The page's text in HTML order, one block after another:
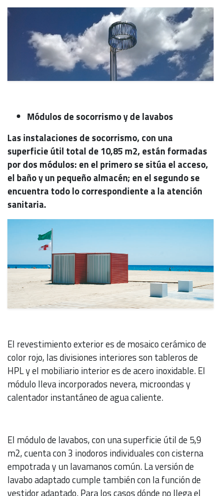
Módulos de socorrismo y de lavabos
Las instalaciones de socorrismo, con una
superficie útil total de 10,85 m2, están formadas
por dos módulos: en el primero se sitúa el acceso,
el baño y un pequeño almacén; en el segundo se
encuentra todo lo correspondiente a la atención
sanitaria.
El revestimiento exterior es de mosaico cerámico de
color rojo, las divisiones interiores son tableros de
HPL y el mobiliario interior es de acero inoxidable. El
módulo lleva incorporados nevera, microondas y
calentador instantáneo de agua caliente.
El módulo de lavabos, con una superficie útil de 5,9
m2, cuenta con 3 inodoros individuales con cisterna
empotrada y un lavamanos común. La versión de
lavabo adaptado cumple también con la función de